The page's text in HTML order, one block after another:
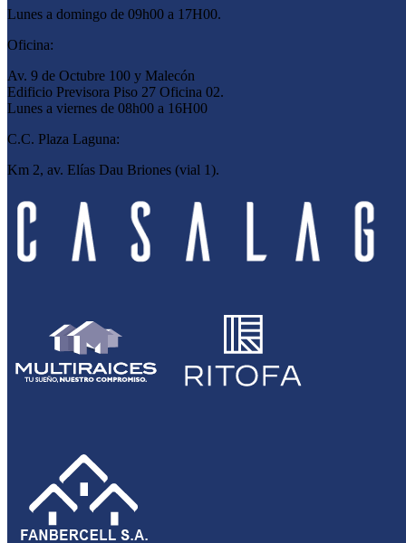
Lunes a domingo de 09h00 a 17H00.
Oficina:
Av. 9 de Octubre 100 y Malecón
Edificio Previsora Piso 27 Oficina 02.
Lunes a viernes de 08h00 a 16H00
C.C. Plaza Laguna:
Km 2, av. Elías Dau Briones (vial 1).